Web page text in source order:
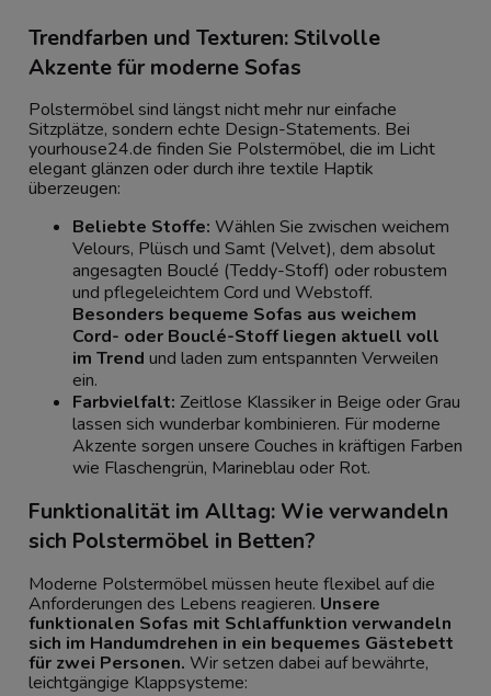
Trendfarben und Texturen: Stilvolle
Akzente für moderne Sofas
Polstermöbel sind längst nicht mehr nur einfache
Sitzplätze, sondern echte Design-Statements. Bei
yourhouse24.de finden Sie Polstermöbel, die im Licht
elegant glänzen oder durch ihre textile Haptik
überzeugen:
Beliebte Stoffe: Wählen Sie zwischen weichem
Velours, Plüsch und Samt (Velvet), dem absolut
angesagten Bouclé (Teddy-Stoff) oder robustem
und pflegeleichtem Cord und Webstoff.
Besonders bequeme Sofas aus weichem
Cord- oder Bouclé-Stoff liegen aktuell voll
im Trend und laden zum entspannten Verweilen
ein.
Farbvielfalt: Zeitlose Klassiker in Beige oder Grau
lassen sich wunderbar kombinieren. Für moderne
Akzente sorgen unsere Couches in kräftigen Farben
wie Flaschengrün, Marineblau oder Rot.
Funktionalität im Alltag: Wie verwandeln
sich Polstermöbel in Betten?
Moderne Polstermöbel müssen heute flexibel auf die
Anforderungen des Lebens reagieren. Unsere
funktionalen Sofas mit Schlaffunktion verwandeln
sich im Handumdrehen in ein bequemes Gästebett
für zwei Personen. Wir setzen dabei auf bewährte,
leichtgängige Klappsysteme: